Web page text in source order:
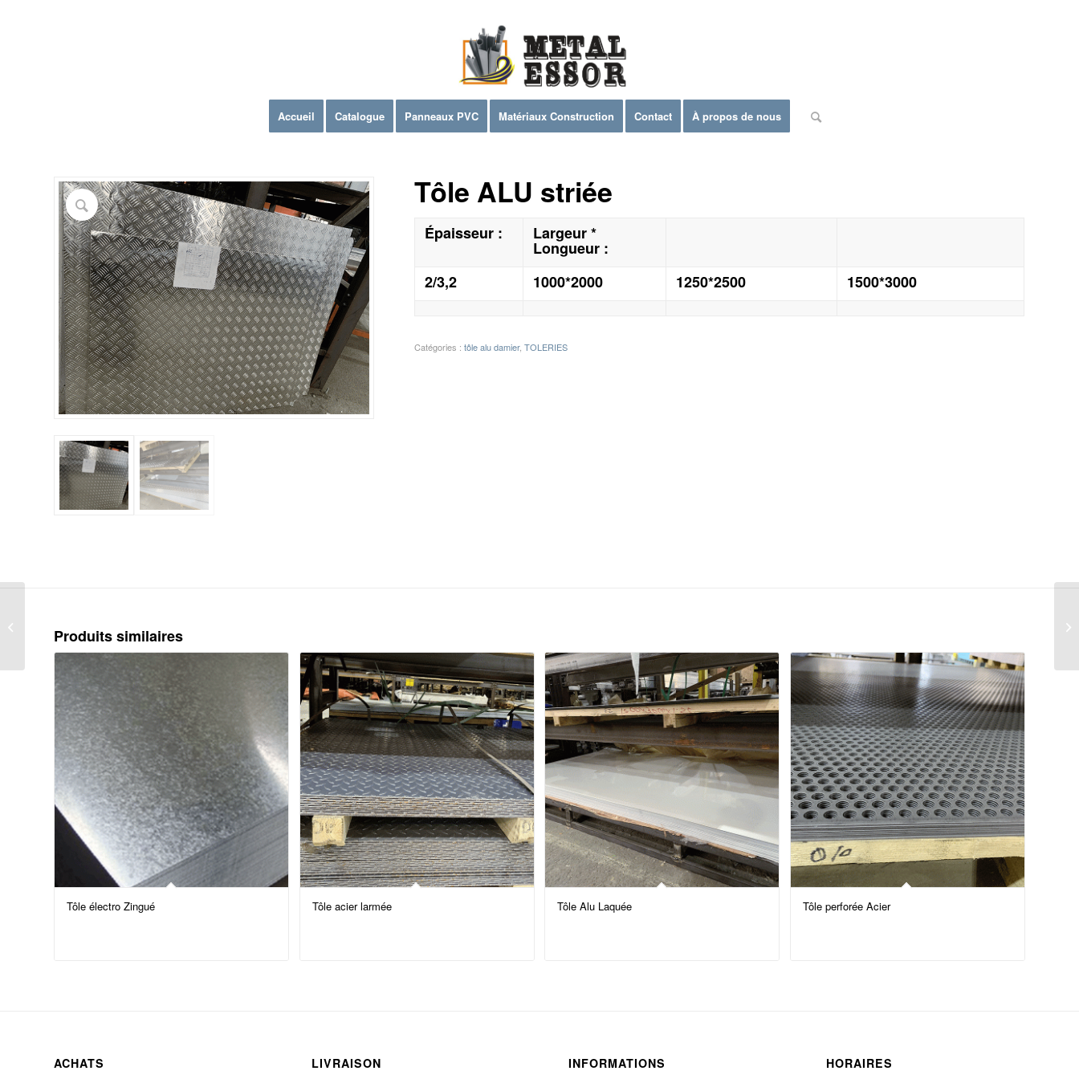
Accueil Catalogue Panneaux PVC Matériaux Construction Contact À propos de nous
Tôle ALU striée
Épaisseur : Largeur *
Longueur :
2/3,2
1000*2000 1250*2500 1500*3000
Catégories :tôle alu damier,TOLERIES
Produits similaires
Tôle électro Zingué Tôle acier larmée Tôle Alu Laquée Tôle perforée Acier
ACHATS LIVRAISON INFORMATIONS HORAIRES